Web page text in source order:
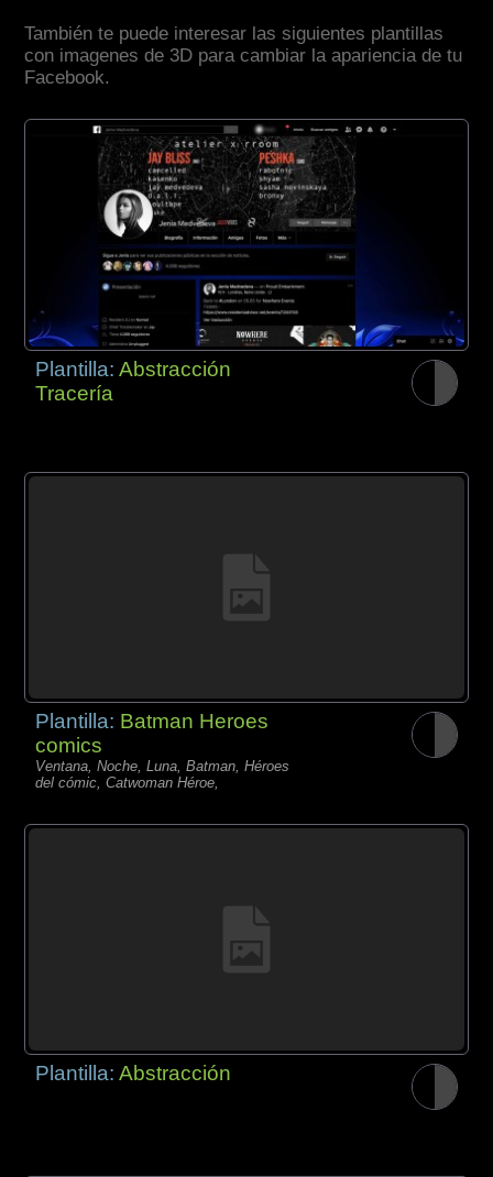
También te puede interesar las siguientes plantillas
con imagenes de 3D para cambiar la apariencia de tu
Facebook.
Plantilla:Abstracción
Tracería
Plantilla: Batman Heroes
comics
Ventana, Noche, Luna, Batman, Héroes
del cómic, Catwoman Héroe,
Plantilla:Abstracción